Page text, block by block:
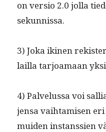
on ver­sio 2.0 jol­la
sekunnissa.
3) Joka iki­nen
lail­la tar­joa­maan
4) Palvelus­sa voi
jen­sa vai­h­tamisen
muiden instanssien